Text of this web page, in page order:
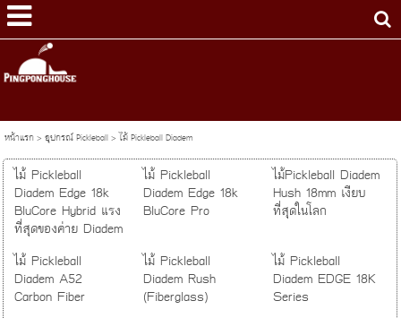
หน้าแรก> อุปกรณ์ Pickleball>ไม้ Pickleball Diadem
ไม้ Pickleball
Diadem Edge 18k
BluCore Hybrid แรง
ที่สุดของค่าย Diadem
ไม้ Pickleball
Diadem Edge 18k
BluCore Pro
ไม้Pickleball Diadem
Hush 18mm เงียบ
ที่สุดในโลก
ไม้ Pickleball
Diadem A52
Carbon Fiber
ไม้ Pickleball
Diadem Rush
(Fiberglass)
ไม้ Pickleball
Diadem EDGE 18K
Series